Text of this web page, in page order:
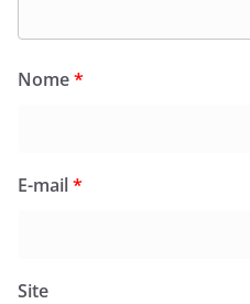
Nome*
E-mail*
Site